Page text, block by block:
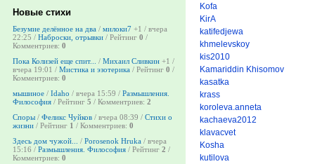
Новые стихи
Безумие делённое на два / милоки7 +1 / вчера
22:25 / Наброски, отрывки / Рейтинг 0 /
Комментриев: 0
Пока Колизей еще спит...
/ Михаил Сливкин +1 /
вчера 19:01 / Мистика и эзотерика / Рейтинг 0 /
Комментриев: 0
мышиное / Idaho / вчера 15:59 / Размышления.
Философия / Рейтинг 5 / Комментриев: 2
Споры / Феликс Чуйков / вчера 08:39 / Стихи о
жизни / Рейтинг 1 / Комментриев: 0
Здесь дом чужой...
/ Porosenok Hruka / вчера
15:16 / Размышления. Философия / Рейтинг 2 /
Комментриев: 0
Kofa
KirA
katifedjewa
khmelevskoy
kis2010
Kamariddin Khisomov
kasatka
krass
koroleva.anneta
kachaeva2012
klavacvet
Kosha
kutilova